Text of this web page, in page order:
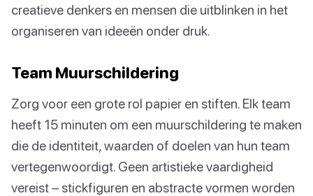
creatieve denkers en mensen die uitblinken in het
organiseren van ideeën onder druk.
Team Muurschildering
Zorg voor een grote rol papier en stiften. Elk team
heeft 15 minuten om een muurschildering te maken
die de identiteit, waarden of doelen van hun team
vertegenwoordigt. Geen artistieke vaardigheid
vereist – stickfiguren en abstracte vormen worden